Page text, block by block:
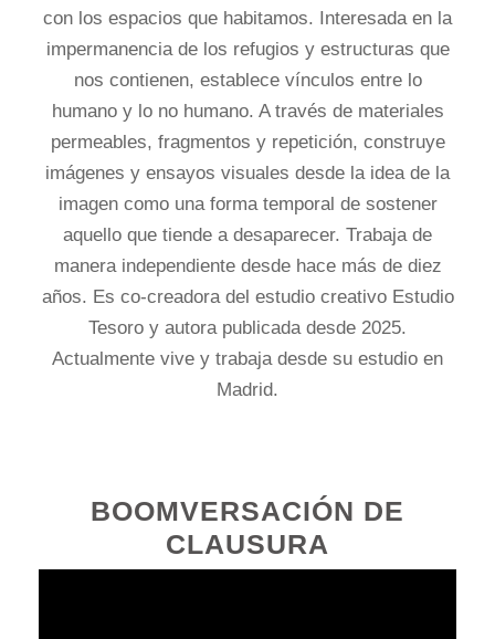
con los espacios que habitamos. Interesada en la
impermanencia de los refugios y estructuras que
nos contienen, establece vínculos entre lo
humano y lo no humano. A través de materiales
permeables, fragmentos y repetición, construye
imágenes y ensayos visuales desde la idea de la
imagen como una forma temporal de sostener
aquello que tiende a desaparecer. Trabaja de
manera independiente desde hace más de diez
años. Es co-creadora del estudio creativo Estudio
Tesoro y autora publicada desde 2025.
Actualmente vive y trabaja desde su estudio en
Madrid.
BOOMVERSACIÓN DE
CLAUSURA